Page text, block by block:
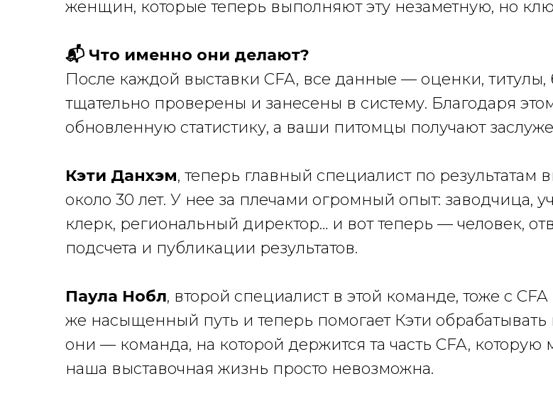
женщин, которые теперь выполняют эту незаметную, но
📬 Что именно они делают?
После каждой выставки CFA, все данные — оценки,
тщательно проверены и занесены в систему. Благодаря
обновленную статистику, а ваши питомцы получают
Кэти Данхэм, теперь главный специалист по результатам
около 30 лет. У нее за плечами огромный опыт: заводчица,
клерк, региональный директор… и вот теперь — человек,
подсчета и публикации результатов.
Паула Нобл, второй специалист в этой команде, тоже с
же насыщенный путь и теперь помогает Кэти
они — команда, на которой держится та часть CFA,
наша выставочная жизнь просто невозможна.